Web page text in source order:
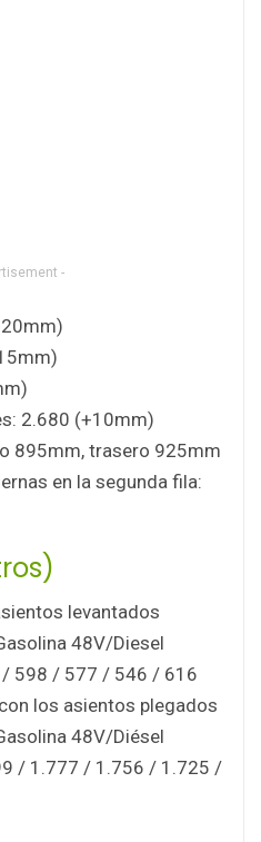
-
2.680 (+10mm)
895mm, trasero 925mm
en la segunda fila:
levantados
48V/Diesel
598 / 577 / 546 / 616
los asientos plegados
48V/Diésel
/ 1.777 / 1.756 / 1.725 /